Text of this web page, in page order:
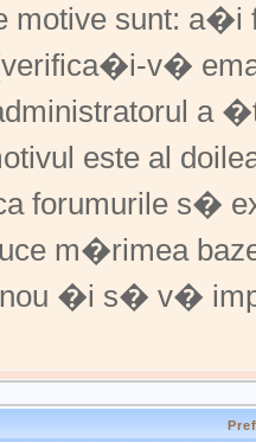
motive sunt: a�i
v�
a
este al
forumurile s�
m�rimea
�i s� v�